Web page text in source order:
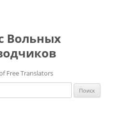
Вольных
Free Translators